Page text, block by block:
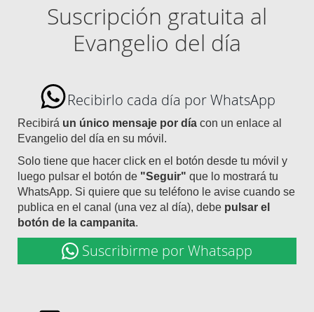
Suscripción gratuita al
Evangelio del día
Recibirlo cada día por WhatsApp
Recibirá un único mensaje por día con un enlace al
Evangelio del día en su móvil.
Solo tiene que hacer click en el botón desde tu móvil y
luego pulsar el botón de "Seguir" que lo mostrará tu
WhatsApp. Si quiere que su teléfono le avise cuando se
publica en el canal (una vez al día), debe pulsar el
botón de la campanita.
Suscribirme por Whatsapp